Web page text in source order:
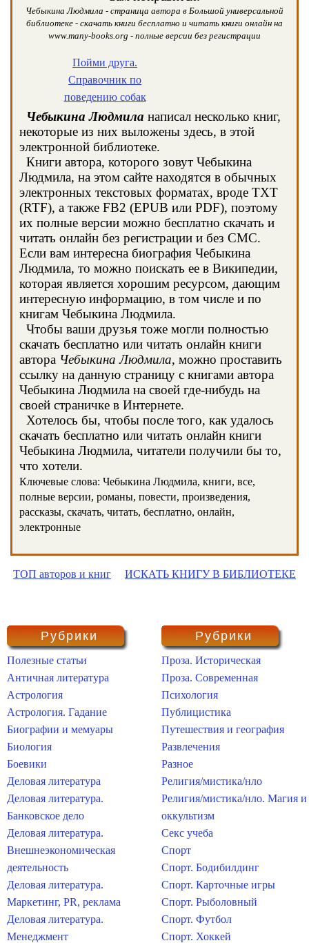
Чебыкина Людмила - страница автора в Большой универсальной
библиотеке - скачать книги бесплатно и читать книги онлайн на
www.many-books.org - полные версии без регистрации
Пойми друга.
Справочник по
поведению собак
Чебыкина Людмила написал несколько книг,
некоторые из них выложены здесь, в этой
электронной библиотеке.
Книги автора, которого зовут Чебыкина
Людмила, на этом сайте находятся в обычных
электронных текстовых форматах, вроде TXT
(RTF), а также FB2 (EPUB или PDF), поэтому
их полные версии можно бесплатно скачать и
читать онлайн без регистрации и без СМС.
Если вам интересна биография Чебыкина
Людмила, то можно поискать ее в Википедии,
которая является хорошим ресурсом, дающим
интересную информацию, в том числе и по
книгам Чебыкина Людмила.
Чтобы ваши друзья тоже могли полностью
скачать бесплатно или читать онлайн книги
автора Чебыкина Людмила, можно проставить
ссылку на данную страницу с книгами автора
Чебыкина Людмила на своей где-нибудь на
своей страничке в Интернете.
Хотелось бы, чтобы после того, как удалось
скачать бесплатно или читать онлайн книги
Чебыкина Людмила, читатели получили бы то,
что хотели.
Ключевые слова: Чебыкина Людмила, книги, все,
полные версии, романы, повести, произведения,
рассказы, скачать, читать, бесплатно, онлайн,
электронные
ТОП авторов и книг ИСКАТЬ КНИГУ В БИБЛИОТЕКЕ
Рубрики
Полезные статьи
Античная литература
Астрология
Астрология. Гадание
Биографии и мемуары
Биология
Боевики
Деловая литература
Деловая литература.
Банковское дело
Деловая литература.
Внешнеэкономическая
деятельность
Деловая литература.
Маркетинг, PR, реклама
Деловая литература.
Менеджмент
Рубрики
Проза. Историческая
Проза. Современная
Психология
Публицистика
Путешествия и география
Развлечения
Разное
Религия/мистика/нло
Религия/мистика/нло. Магия и
оккультизм
Секс учеба
Спорт
Спорт. Бодибилдинг
Спорт. Карточные игры
Спорт. Рыболовный
Спорт. Футбол
Спорт. Хоккей